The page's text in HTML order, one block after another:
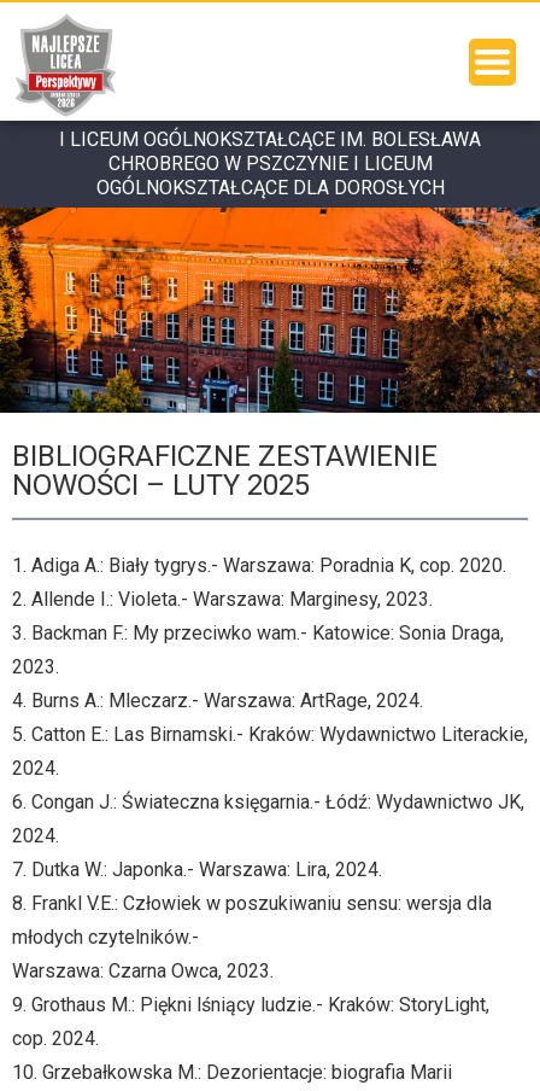
I LICEUM OGÓLNOKSZTAŁCĄCE IM. BOLESŁAWA
CHROBREGO W PSZCZYNIE I LICEUM
OGÓLNOKSZTAŁCĄCE DLA DOROSŁYCH
BIBLIOGRAFICZNE ZESTAWIENIE
NOWOŚCI – LUTY 2025
1. Adiga A.: Biały tygrys.- Warszawa: Poradnia K, cop. 2020.
2. Allende I.: Violeta.- Warszawa: Marginesy, 2023.
3. Backman F.: My przeciwko wam.- Katowice: Sonia Draga,
2023.
4. Burns A.: Mleczarz.- Warszawa: ArtRage, 2024.
5. Catton E.: Las Birnamski.- Kraków: Wydawnictwo Literackie,
2024.
6. Congan J.: Świateczna księgarnia.- Łódź: Wydawnictwo JK,
2024.
7. Dutka W.: Japonka.- Warszawa: Lira, 2024.
8. Frankl V.E.: Człowiek w poszukiwaniu sensu: wersja dla
młodych czytelników.-
Warszawa: Czarna Owca, 2023.
9. Grothaus M.: Piękni lśniący ludzie.- Kraków: StoryLight,
cop. 2024.
10. Grzebałkowska M.: Dezorientacje: biografia Marii